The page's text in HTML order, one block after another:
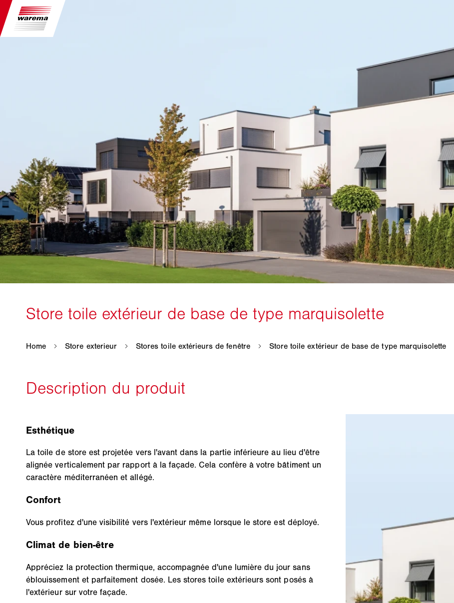
Esthétique
La toile de store est projetée vers l'avant dans la partie inférieure au lieu d'être
alignée verticalement par rapport à la façade. Cela confère à votre bâtiment un
caractère méditerranéen et allégé.
Confort
Vous profitez d'une visibilité vers l'extérieur même lorsque le store est déployé.
Climat de bien-être
Appréciez la protection thermique, accompagnée d'une lumière du jour sans
éblouissement et parfaitement dosée. Les stores toile extérieurs sont posés à
l'extérieur sur votre façade.